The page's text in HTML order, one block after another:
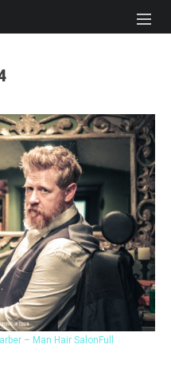
– Man Hair Salon Full